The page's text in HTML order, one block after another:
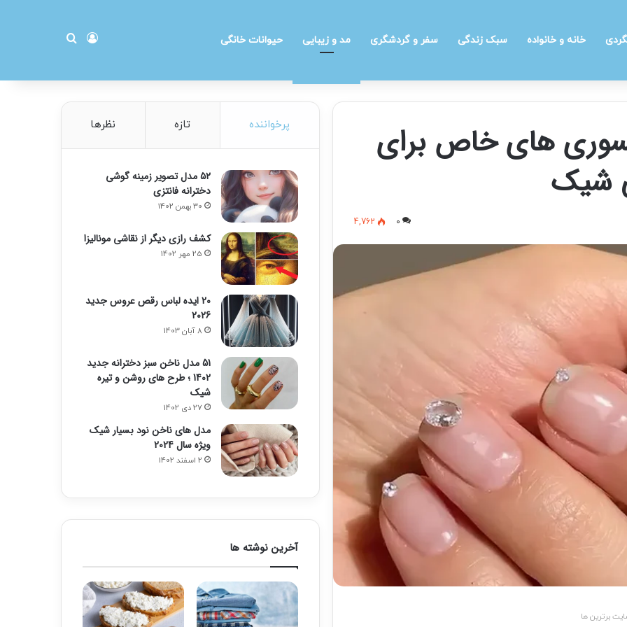
خانه و خانواده سبک زندگی سفر و گردشگری مد و زیبایی حیوانات خانگی ورود
های خاص برای
شیک
0
4,762
برترین ها
پرخواننده تازه نظرها
۵۲ مدل تصویر زمینه گوشی
دخترانه فانتزی
30 بهمن 1402
کشف رازی دیگر از نقاشی مونالیزا
25 مهر 1402
20 ایده لباس رقص عروس جدید
2026
8 آبان 1403
51 مدل ناخن سبز دخترانه جدید
1402 ؛ طرح های روشن و تیره
شیک
27 دی 1402
مدل های ناخن نود بسیار شیک
ویژه سال 2024
2 اسفند 1402
آخرین نوشته ها